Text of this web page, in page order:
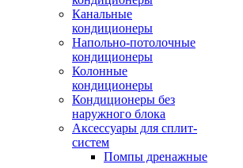
Канальные
кондиционеры
Напольно-потолочные
кондиционеры
Колонные
кондиционеры
Кондиционеры без
наружного блока
Аксессуары для сплит-
систем
Помпы дренажные